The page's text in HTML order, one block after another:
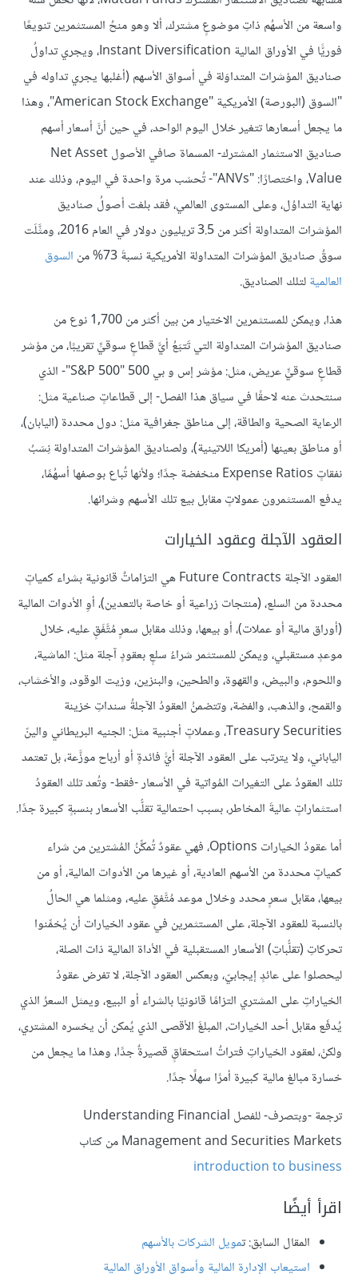
واسعة من الأسهُم ذاتِ موضوعٍ مشترك، ألا وهو منحُ المستثمرين تنويعًا
فوريًّا في الأوراق المالية Instant Diversification، ويجري تداولُ
صناديق المؤشرات المتداوَلة في أسواق الأسهم (أغلبها يجري تداوله في
"السوق (البورصة) الأمريكية "American Stock Exchange"، وهذا
ما يجعل أسعارها تتغير خلال اليوم الواحد، في حين أنَّ أسعار أسهم
صناديق الاستثمار المشترك- المسماة صافي الأصول Net Asset
Value، واختصارًا: "ANVs"- تُحسَب مرة واحدة في اليوم، وذلك عند
نهاية التداوُل، وعلى المستوى العالمي، فقد بلغت أصولُ صناديق
المؤشرات المتداولة أكثر من 3.5 تريليون دولار في العام 2016، ومثَّلَت
سوقُ صناديق المؤشرات المتداولة الأمريكية نسبةَ 73% من
السوق
العالميةلتلك الصناديق.
هذا، ويمكن للمستثمرين الاختيار من بين أكثر من 1,700 نوع من
صناديق المؤشرات المتداولة التي تَتبَعُ أيَّ قطاعٍ سوقيٍّ تقريبًا، من مؤشر
قطاعٍ سوقيٍّ عريض، مثل: مؤشر إس و بي 500 "S&P 500"- الذي
سنتحدث عنه لاحقًا في سياق هذا الفصل- إلى قطاعاتٍ صناعية مثل:
الرعاية الصحية والطاقة، إلى مناطق جغرافية مثل: دول محددة (اليابان)،
أو مناطق بعينها (أمريكا اللاتينية)، ولصناديق المؤشرات المتداولة نِسَبُ
نفقاتٍ Expense Ratios منخفضة جدًا؛ ولأنها تُباع بوصفها أسهُمًا،
يدفع المستثمرون عمولاتٍ مقابل بيع تلك الأسهم وشرائها.
العقود الآجلة وعقود الخيارات
العقود الآجلة Future Contracts هي التزاماتٌ قانونية بشراء كمياتٍ
محددة من السلع، (منتجات زراعية أو خاصة بالتعدين)، أوِ الأدوات المالية
(أوراق مالية أو عملات)، أو بيعها، وذلك مقابل سعرٍ مُتَّفَقٍ عليه، خلال
موعدٍ مستقبلي، ويمكن للمستثمر شراءُ سلعٍ بعقودٍ آجلة مثل: الماشية،
واللحوم، والبيض، والقهوة، والطحين، والبنزين، وزيت الوقود، والأخشاب،
والقمح، والذهب، والفضة، وتتضمنُ العقودُ الآجلةُ سنداتِ خزينة
Treasury Securities، وعملاتٍ أجنبية مثل: الجنيه البريطاني والينّ
الياباني، ولا يترتب على العقود الآجلة أيًّ فائدةٍ أو أرباح موزَّعة، بل تعتمد
تلك العقودُ على التغيرات المُواتية في الأسعار -فقط- وتُعد تلك العقودُ
استثماراتٍ عاليةَ المخاطر، بسبب احتمالية تقلُّب الأسعار بنسبةٍ كبيرة جدًا.
أما عقودُ الخيارات Options، فهي عقودٌ تُمكِّنُ المُشترين من شراء
كمياتٍ محددة من الأسهم العادية، أو غيرها من الأدوات المالية، أو من
بيعها، مقابل سعرٍ محدد وخلال موعد مُتَّفقٍ عليه، ومثلما هي الحالُ
بالنسبة للعقود الآجلة، على المستثمرين في عقود الخيارات أن يُخمِّنوا
تحركاتِ (تقلُّباتِ) الأسعار المستقبلية في الأداة المالية ذات الصلة،
ليحصلوا على عائدٍ إيجابيّ، وبعكس العقود الآجلة، لا تفرض عقودُ
الخياراتِ على المشتري التزامًا قانونيًا بالشراء أو البيع، ويمثل السعرُ الذي
يُدفَع مقابل أحد الخيارات، المبلغَ الأقصى الذي يُمكن أن يخسره المشتري،
ولكنْ، لعقود الخياراتِ فتراتُ استحقاقٍ قصيرةٌ جدًا، وهذا ما يجعل من
خسارة مبالغ مالية كبيرة أمرًا سهلًا جدًا.
ترجمة -وبتصرف- للفصل Understanding Financial
Management and Securities Markets من كتاب
introduction to business
اقرأ أيضًا
المقال السابق: تمويل الشركات بالأسهم
استيعاب الإدارة المالية وأسواق الأوراق المالية